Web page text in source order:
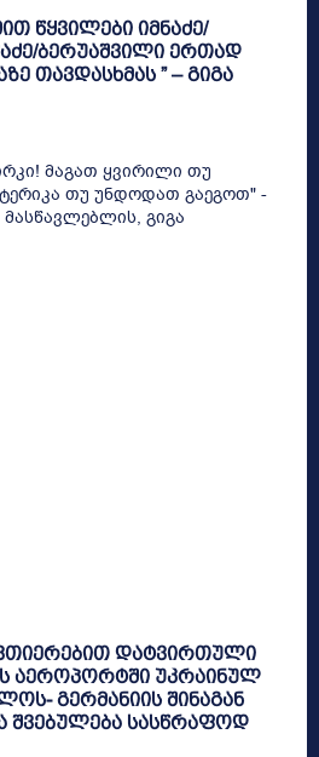
წყვილები იმნაძე/
ბერუაშვილი ერთად
თავდასხმას ” – გიგა
მაგათ ყვირილი თუ
თუ უნდოდათ გაეგოთ" -
გიგა
დატვირთული
აეროპორტში უკრაინულ
გერმანიის შინაგან
შვებულება სასწრაფოდ